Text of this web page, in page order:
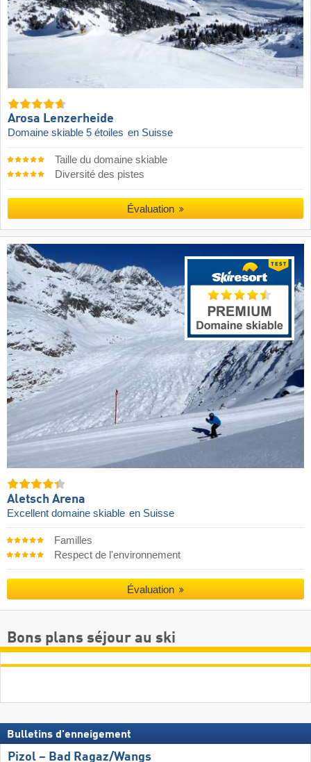
Arosa Lenzerheide
Domaine skiable 5 étoiles en Suisse
Taille du domaine skiable
Diversité des pistes
Évaluation
Aletsch Arena
Excellent domaine skiable en Suisse
Familles
Respect de l'environnement
Évaluation
Bons plans séjour au ski
Bulletins d'enneigement
Pizol – Bad Ragaz/​Wangs